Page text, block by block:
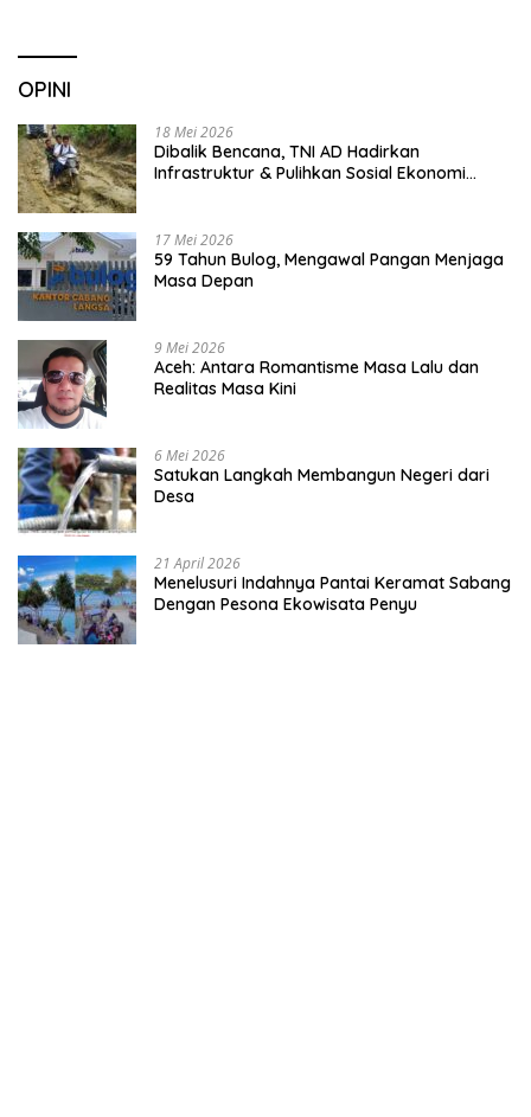
OPINI
18 Mei 2026
Dibalik Bencana, TNI AD Hadirkan
Infrastruktur & Pulihkan Sosial Ekonomi
17 Mei 2026
59 Tahun Bulog, Mengawal Pangan Menjaga
Masa Depan
9 Mei 2026
Aceh: Antara Romantisme Masa Lalu dan
Realitas Masa Kini
6 Mei 2026
Satukan Langkah Membangun Negeri dari
Desa
21 April 2026
Menelusuri Indahnya Pantai Keramat Sabang
Dengan Pesona Ekowisata Penyu